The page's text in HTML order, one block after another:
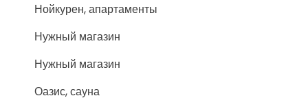
Нойкурен, апартаменты
Нужный магазин
Нужный магазин
Оазис, сауна